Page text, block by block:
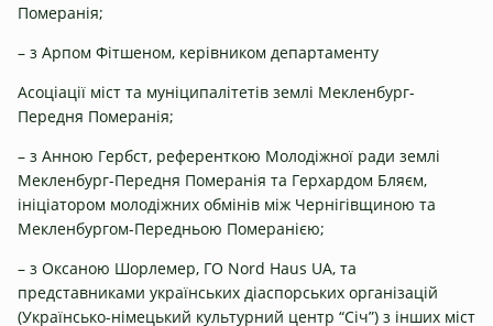
Померанія;
– з Арпом Фітшеном, керівником департаменту
Асоціації міст та муніципалітетів землі Мекленбург-
Передня Померанія;
– з Анною Гербст, референткою Молодіжної ради землі
Мекленбург-Передня Померанія та Герхардом Бляєм,
ініціатором молодіжних обмінів між Чернігівщиною та
Мекленбургом-Передньою Померанією;
– з Оксаною Шорлемер, ГО Nord Haus UA, та
представниками українських діаспорських організацій
(Українсько-німецький культурний центр “Січ”) з інших міст